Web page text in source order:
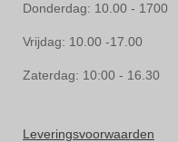
Donderdag: 10.00 - 1700
Vrijdag: 10.00 -17.00
Zaterdag: 10:00 - 16.30
Leveringsvoorwaarden